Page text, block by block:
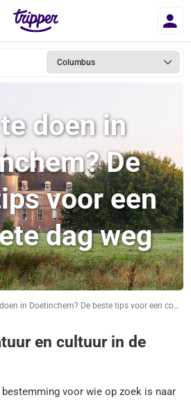
Columbus
doen in
De
voor een
dag weg
Wat te doen in Doetinchem? De beste tips voor een complete dag weg
en cultuur in de
voor wie op zoek is naar